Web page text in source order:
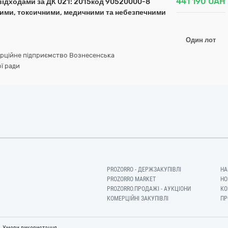
за ДК 021: 2015код 90520000-8
токсичними, медичними та небезпечними
підприємство Вознесенська
ради
Один лот
PROZORRO - ДЕРЖЗАКУПІВЛІ
PROZORRO MARKET
PROZORRO.ПРОДАЖІ - АУКЦІОНИ
КОМЕРЦІЙНІ ЗАКУПІВЛІ